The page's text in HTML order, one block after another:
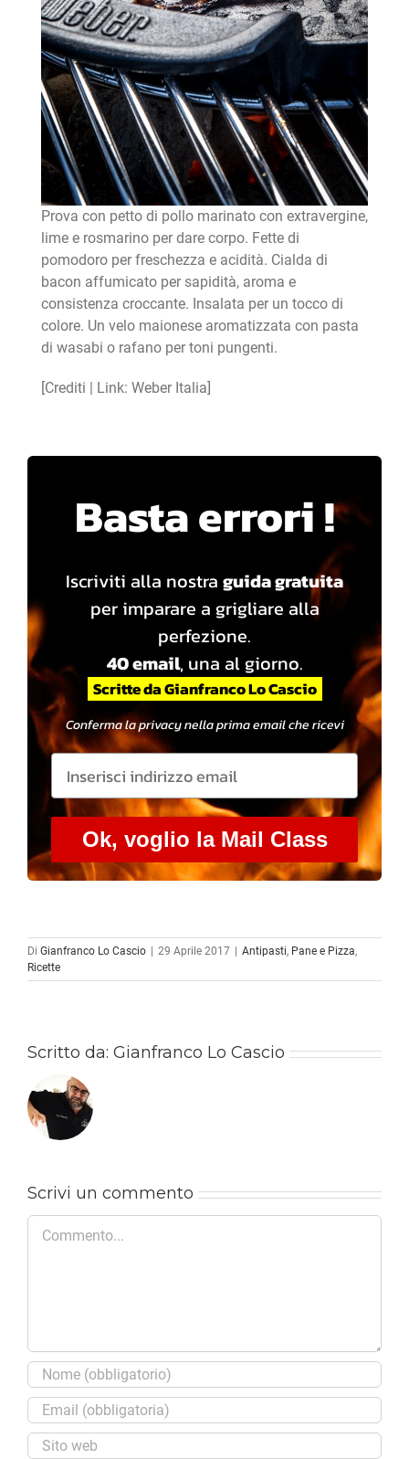
Prova con petto di pollo marinato con extravergine,
lime e rosmarino per dare corpo. Fette di
pomodoro per freschezza e acidità. Cialda di
bacon affumicato per sapidità, aroma e
consistenza croccante. Insalata per un tocco di
colore. Un velo maionese aromatizzata con pasta
di wasabi o rafano per toni pungenti.
[Crediti | Link: Weber Italia]
Basta errori !
Iscriviti alla nostra guida gratuita
per imparare a grigliare alla
perfezione.
40 email, una al giorno.
Scritte da Gianfranco Lo Cascio
Conferma la privacy nella prima email che ricevi
Ok, voglio la Mail Class
Di Gianfranco Lo Cascio 29 Aprile 2017 Antipasti, Pane e Pizza,
Ricette
Scritto da: Gianfranco Lo Cascio
Scrivi un commento